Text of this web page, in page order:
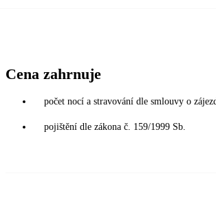
Cena zahrnuje
počet nocí a stravování dle smlouvy o
pojištění dle zákona č. 159/1999 Sb.